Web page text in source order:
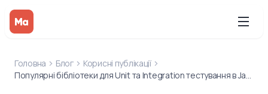
Головна Блог
Корисні публікації
Популярні бібліотеки для Unit та Integration тестування в Java